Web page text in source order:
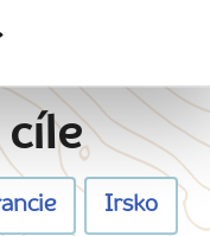
cíle
Irsko